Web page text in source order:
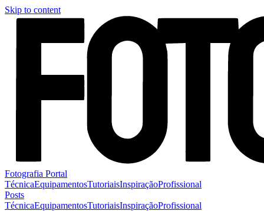
Skip to content
Fotografia Portal
TécnicaEquipamentosTutoriaisInspiraçãoProfissional
Posts
TécnicaEquipamentosTutoriaisInspiraçãoProfissional